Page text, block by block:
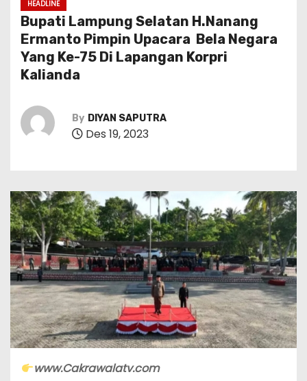
HEADLINE
Bupati Lampung Selatan H.Nanang
Ermanto Pimpin Upacara Bela Negara
Yang Ke-75 Di Lapangan Korpri
Kalianda
By DIYAN SAPUTRA
Des 19, 2023
www.Cakrawalatv.com